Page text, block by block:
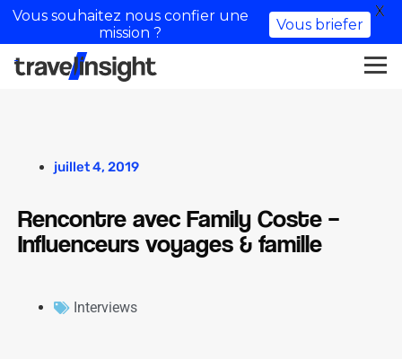
juillet 4, 2019
Rencontre avec Family Coste –
Influenceurs voyages & famille
Interviews
Vous souhaitez nous confier une
mission ?
Vous briefer
X